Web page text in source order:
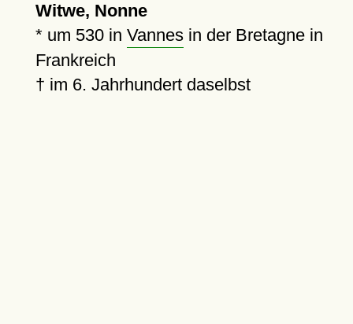
Witwe, Nonne
* um 530in Vannesin der Bretagne in
Frankreich
† im 6. Jahrhundert daselbst